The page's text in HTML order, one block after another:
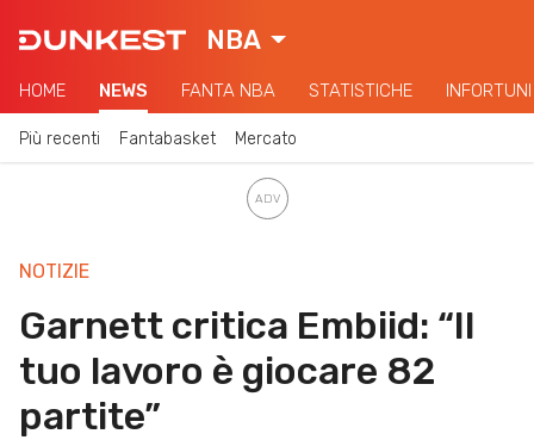
NBA
HOME NEWS FANTA NBA STATISTICHE INFORTUNI
Più recenti Fantabasket Mercato
NOTIZIE
Garnett critica Embiid: “Il
tuo lavoro è giocare 82
partite”